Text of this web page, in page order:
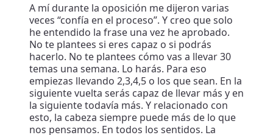
A mí durante la oposición me dijeron varias
veces “confía en el proceso”. Y creo que solo
he entendido la frase una vez he aprobado.
No te plantees si eres capaz o si podrás
hacerlo. No te plantees cómo vas a llevar 30
temas una semana. Lo harás. Para eso
empiezas llevando 2,3,4,5 o los que sean. En la
siguiente vuelta serás capaz de llevar más y en
la siguiente todavía más. Y relacionado con
esto, la cabeza siempre puede más de lo que
nos pensamos. En todos los sentidos. La